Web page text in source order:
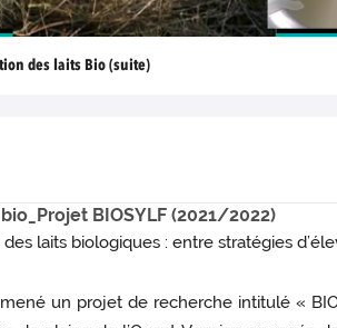
des laits Bio (suite)
BIOSYLF (2021/2022)
laits biologiques : entre stratégies
un projet de recherche intitulé «